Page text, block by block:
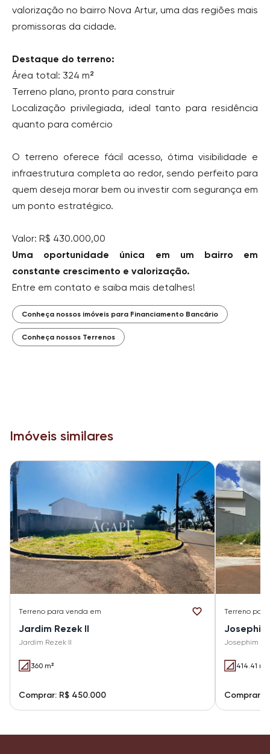
valorização no bairro Nova Artur, uma das regiões mais
promissoras da cidade.
Destaque do terreno:
Área total: 324 m²
Terreno plano, pronto para construir
Localização privilegiada, ideal tanto para residência
quanto para comércio
O terreno oferece fácil acesso, ótima visibilidade e
infraestrutura completa ao redor, sendo perfeito para
quem deseja morar bem ou investir com segurança em
um ponto estratégico.
Valor: R$ 430.000,00
Uma oportunidade única em um bairro em
constante crescimento e valorização.
Entre em contato e saiba mais detalhes!
Conheça nossos imóveis para Financiamento Bancário
Conheça nossos Terrenos
Imóveis similares
Terreno para venda em
Jardim Rezek II
Jardim Rezek II
360 m²
Comprar: R$ 450.000
Terreno
Josephim
414.41 m²
Comprar: